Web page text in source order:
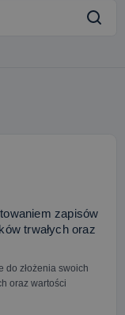
zapisów
trwałych oraz
do złożenia swoich
oraz wartości